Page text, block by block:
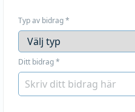
Typ av bidrag*
Ditt bidrag*